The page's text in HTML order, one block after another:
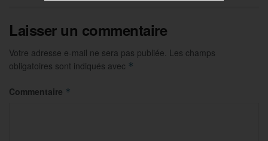
Laisser un commentaire
Votre adresse e-mail ne sera pas publiée. Les champs
obligatoires sont indiqués avec *
Commentaire *